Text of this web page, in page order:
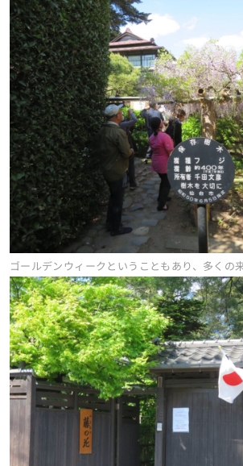
ゴールデンウィークということもあり、多くの